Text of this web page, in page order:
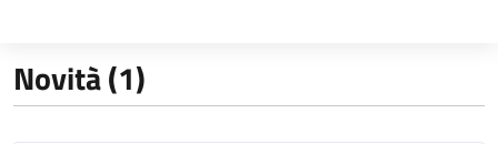
Novità (1)